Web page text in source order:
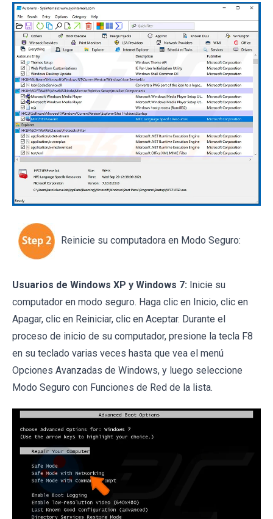
Reinicie su computadora en Modo Seguro:
Usuarios de Windows XP y Windows 7: Inicie su
computador en modo seguro. Haga clic en Inicio, clic en
Apagar, clic en Reiniciar, clic en Aceptar. Durante el
proceso de inicio de su computador, presione la tecla F8
en su teclado varias veces hasta que vea el menú
Opciones Avanzadas de Windows, y luego seleccione
Modo Seguro con Funciones de Red de la lista.